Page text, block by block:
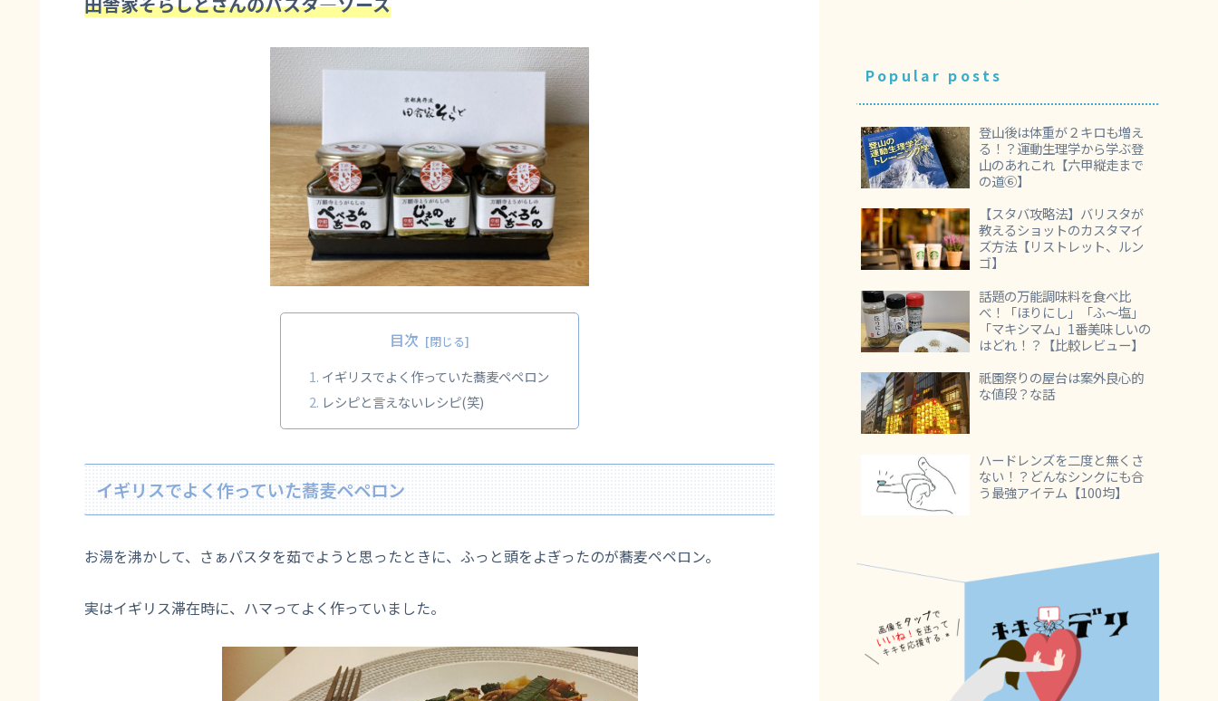
目次
イギリスでよく作っていた蕎麦ペペロン
レシピと言えないレシピ(笑)
イギリスでよく作っていた蕎麦ペペロン
お湯を沸かして、さぁパスタを茹でようと思ったときに、ふっと頭をよぎったのが蕎麦ペペロン。
実はイギリス滞在時に、ハマってよく作っていました。
Popular posts
登山後は体重が２キロも増え
る！？運動生理学から学ぶ登
山のあれこれ【六甲縦走まで
の道⑥】
【スタバ攻略法】バリスタが
教えるショットのカスタマイ
ズ方法【リストレット、ルン
ゴ】
話題の万能調味料を食べ比
べ！「ほりにし」「ふ～塩」
「マキシマム」1番美味しいの
はどれ！？【比較レビュー】
祇園祭りの屋台は案外良心的
な値段？な話
ハードレンズを二度と無くさ
ない！？どんなシンクにも合
う最強アイテム【100均】